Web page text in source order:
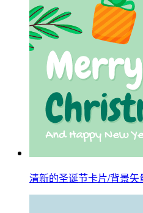
清新的圣诞节卡片/背景矢